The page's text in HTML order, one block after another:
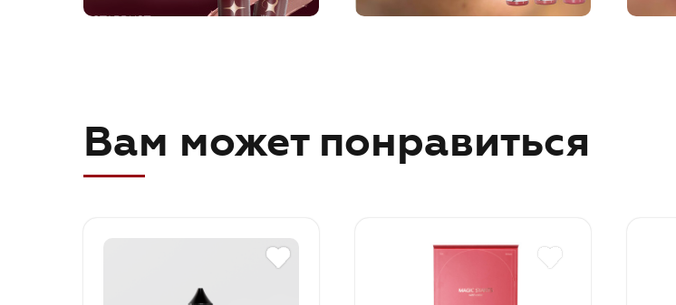
Вам может понравиться